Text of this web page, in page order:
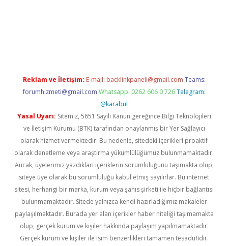
Reklam ve İletişim: E-mail: backlinkpaneli@gmail.com Teams:
forumhizmeti@gmail.com Whatsapp: 0262 606 0 726 Telegram:
@karabul
Yasal Uyarı: Sitemiz, 5651 Sayılı Kanun gereğince Bilgi Teknolojileri
ve İletişim Kurumu (BTK) tarafından onaylanmış bir Yer Sağlayıcı
olarak hizmet vermektedir. Bu nedenle, sitedeki içerikleri proaktif
olarak denetleme veya araştırma yükümlülüğümüz bulunmamaktadır.
Ancak, üyelerimiz yazdıkları içeriklerin sorumluluğunu taşımakta olup,
siteye üye olarak bu sorumluluğu kabul etmiş sayılırlar. Bu internet
sitesi, herhangi bir marka, kurum veya şahıs şirketi ile hiçbir bağlantısı
bulunmamaktadır. Sitede yalnızca kendi hazırladığımız makaleler
paylaşılmaktadır. Burada yer alan içerikler haber niteliği taşımamakta
olup, gerçek kurum ve kişiler hakkında paylaşım yapılmamaktadır.
Gerçek kurum ve kişiler ile isim benzerlikleri tamamen tesadüfidir.